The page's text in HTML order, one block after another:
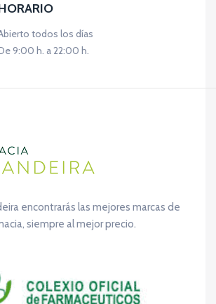
todos los días
9:00 h. a 22:00 h.
encontrarás las mejores marcas de
siempre al mejor precio.